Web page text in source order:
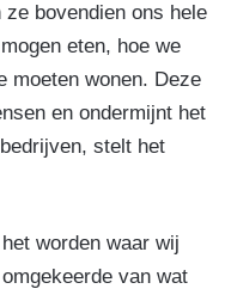
bovendien ons hele
eten, hoe we
moeten wonen. Deze
en ondermijnt het
stelt het
worden waar wij
van wat